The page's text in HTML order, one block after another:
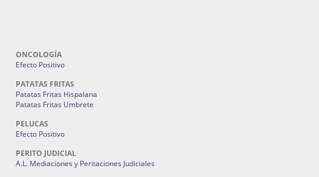
ONCOLOGÍA
Efecto Positivo
PATATAS FRITAS
Patatas Fritas Hispalana
Patatas Fritas Umbrete
PELUCAS
Efecto Positivo
PERITO JUDICIAL
A.L. Mediaciones y Peritaciones Judiciales